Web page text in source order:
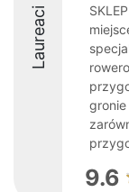
Laureaci
9.6